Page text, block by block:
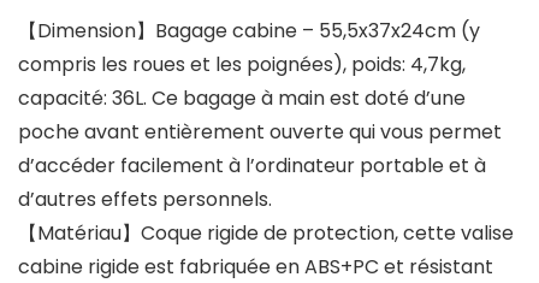
【Dimension】Bagage cabine – 55,5x37x24cm (y
compris les roues et les poignées), poids: 4,7kg,
capacité: 36L. Ce bagage à main est doté d’une
poche avant entièrement ouverte qui vous permet
d’accéder facilement à l’ordinateur portable et à
d’autres effets personnels.
【Matériau】Coque rigide de protection, cette valise
cabine rigide est fabriquée en ABS+PC et résistant